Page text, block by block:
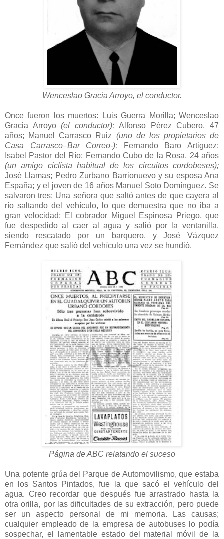
Wenceslao Gracia Arroyo, el conductor.
Once fueron los muertos: Luis Guerra Morilla; Wenceslao
Gracia Arroyo(el conductor); Alfonso Pérez Cubero, 47
años; Manuel Carrasco Ruiz (uno de los propietarios de
Casa Carrasco–Bar Correo-);
Fernando Baro Artiguez;
Isabel Pastor del Río; Fernando Cubo de la Rosa, 24 años
(un amigo ciclista habitual de los circuitos cordobeses);
José Llamas; Pedro Zurbano Barrionuevo y su esposa Ana
España; y el joven de 16 años Manuel Soto Domínguez. Se
salvaron tres: Una señora que saltó antes de que cayera al
río saltando del vehículo, lo que demuestra que no iba a
gran velocidad; El cobrador Miguel Espinosa Priego, que
fue despedido al caer al agua y salió por la ventanilla,
siendo rescatado por un barquero, y José Vázquez
Fernández que salió del vehículo una vez se hundió.
Página de ABC relatando el suceso
Una potente grúa del Parque de Automovilismo, que estaba
en los Santos Pintados, fue la que sacó el vehículo del
agua. Creo recordar que después fue arrastrado hasta la
otra orilla, por las dificultades de su extracción, pero puede
ser un aspecto personal de mi memoria. Las causas;
cualquier empleado de la empresa de autobuses lo podía
sospechar, el lamentable estado del material móvil de la